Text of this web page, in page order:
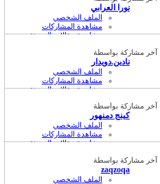
نورا العرابي
الملف الشخصي
مشاهدة المشاركات
مشاهدة مقالات المدونة
آخر مشاركة بواسطة
نادين.دويدار
الملف الشخصي
مشاهدة المشاركات
مشاهدة مقالات المدونة
آخر مشاركة بواسطة
كينج دمنهور
الملف الشخصي
مشاهدة المشاركات
مشاهدة مقالات المدونة
آخر مشاركة بواسطة
zaqzoqa
الملف الشخصي